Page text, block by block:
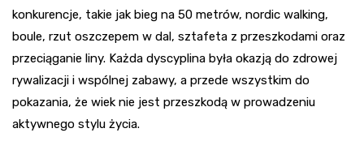
konkurencje, takie jak bieg na 50 metrów, nordic walking,
boule, rzut oszczepem w dal, sztafeta z przeszkodami oraz
przeciąganie liny. Każda dyscyplina była okazją do zdrowej
rywalizacji i wspólnej zabawy, a przede wszystkim do
pokazania, że wiek nie jest przeszkodą w prowadzeniu
aktywnego stylu życia.